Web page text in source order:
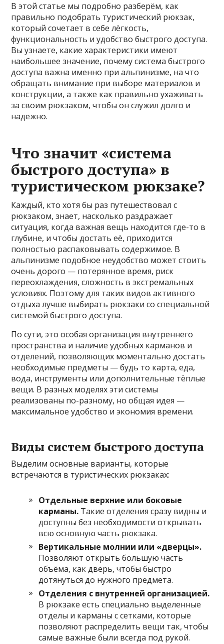
В этой статье мы подробно разберём, как
правильно подобрать туристический рюкзак,
который сочетает в себе лёгкость,
функциональность и удобство быстрого доступа.
Вы узнаете, какие характеристики имеют
наибольшее значение, почему система быстрого
доступа важна именно при альпинизме, на что
обращать внимание при выборе материалов и
конструкции, а также как правильно ухаживать
за своим рюкзаком, чтобы он служил долго и
надежно.
Что значит «система
быстрого доступа» в
туристическом рюкзаке?
Каждый, кто хотя бы раз путешествовал с
рюкзаком, знает, насколько раздражает
ситуация, когда важная вещь находится где-то в
глубине, и чтобы достать её, приходится
полностью распаковывать содержимое. В
альпинизме подобное неудобство может стоить
очень дорого — потерянное время, риск
переохлаждения, сложность в экстремальных
условиях. Поэтому для таких видов активного
отдыха лучше выбирать рюкзаки со специальной
системой быстрого доступа.
По сути, это особая организация внутреннего
пространства и наличие удобных карманов и
отделений, позволяющих моментально достать
необходимые предметы — будь то карта, еда,
вода, инструменты или дополнительные тёплые
вещи. В разных моделях эти системы
реализованы по-разному, но общая идея —
максимальное удобство и экономия времени.
Виды систем быстрого доступа
Выделим основные варианты, которые
встречаются в туристических рюкзаках:
Отдельные верхние или боковые
карманы. Такие отделения сразу видны и
доступны без необходимости открывать
всю основную часть рюкзака.
Вертикальные молнии или «дверцы».
Позволяют открыть большую часть
объёма, как дверь, чтобы быстро
дотянуться до нужного предмета.
Отделения с внутренней организацией.
В рюкзаке есть специально выделенные
отделы и карманы с сетками, которые
позволяют распределить вещи так, чтобы
самые важные были всегда под рукой.